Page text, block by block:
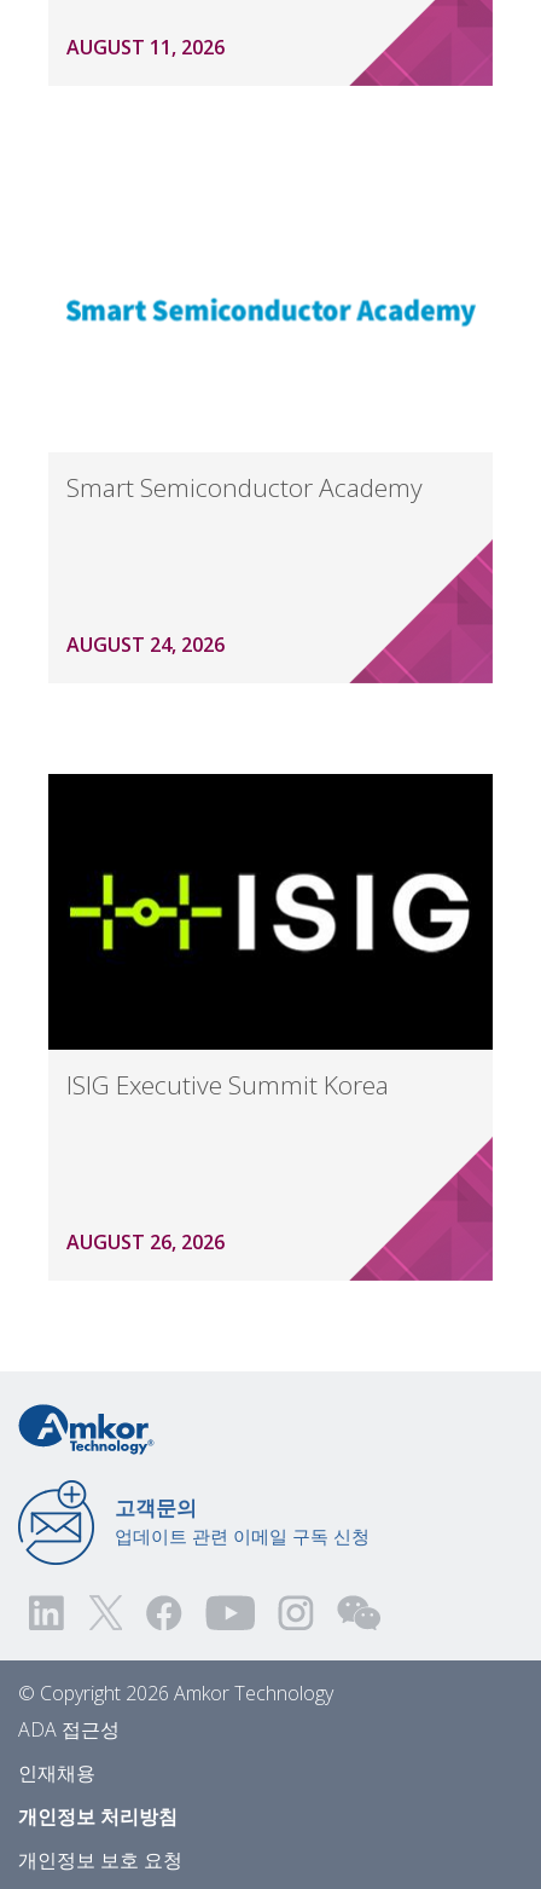
AUGUST 11, 2026
Smart Semiconductor Academy
AUGUST 24, 2026
ISIG Executive Summit Korea
AUGUST 26, 2026
고객문의
업데이트 관련 이메일 구독 신청
© Copyright 2026 Amkor Technology
ADA 접근성
인재채용
개인정보 처리방침
개인정보 보호 요청